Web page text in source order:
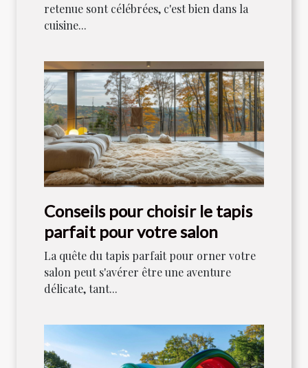
retenue sont célébrées, c'est bien dans la
cuisine...
Conseils pour choisir le tapis
parfait pour votre salon
La quête du tapis parfait pour orner votre
salon peut s'avérer être une aventure
délicate, tant...